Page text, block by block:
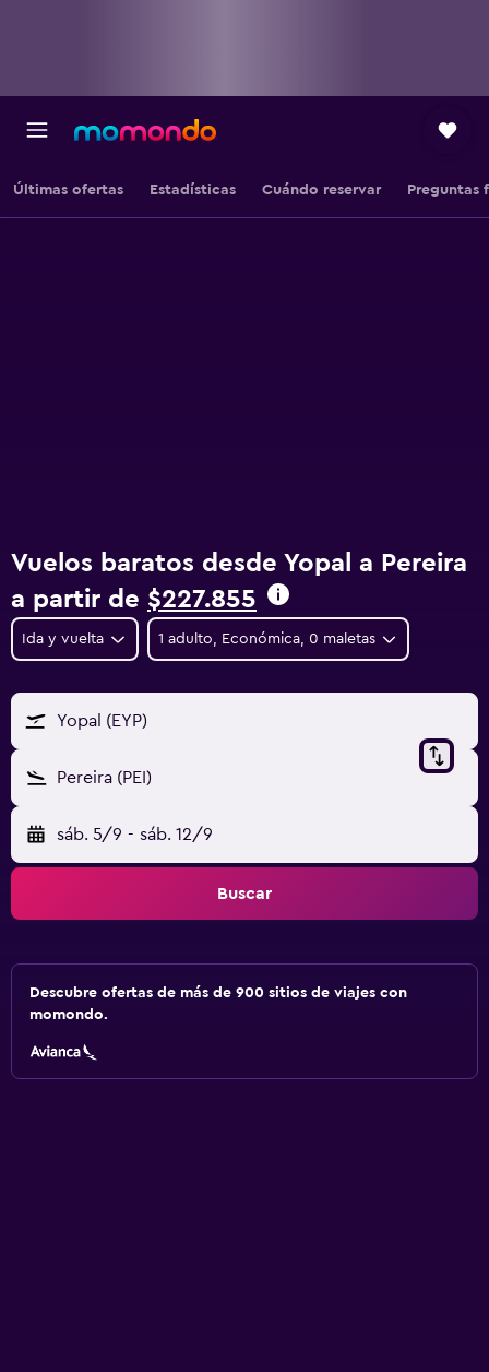
Últimas ofertas Estadísticas Cuándo reservar Preguntas
Vuelos baratos desde Yopal a Pereira
a partir de $227.855
Ida y vuelta 1 adulto, Económica, 0 maletas
Yopal (EYP)
Pereira (PEI)
sáb. 5/9 - sáb. 12/9
Buscar
Descubre ofertas de más de 900 sitios de viajes con
momondo.